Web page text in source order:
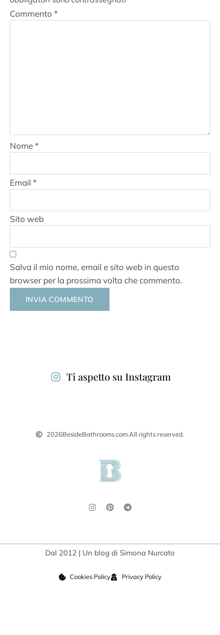
Commento *
Nome*
Email *
Sito web
Salva il mio nome, email e sito web in questo
browser per la prossima volta che commento.
Ti aspetto su Instagram
2026BesideBathrooms.com.All rights reserved.
Dal 2012 | Un blog di Simona Nurcato
Cookies Policy Privacy Policy